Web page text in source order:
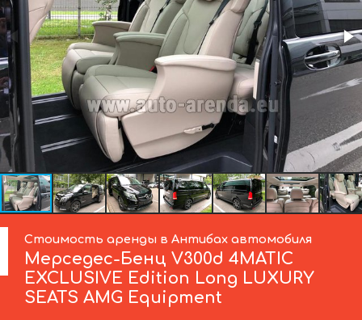
Стоимость аренды в Антибах автомобиля
Мерседес-Бенц V300d 4MATIC
EXCLUSIVE Edition Long LUXURY
SEATS AMG Equipment